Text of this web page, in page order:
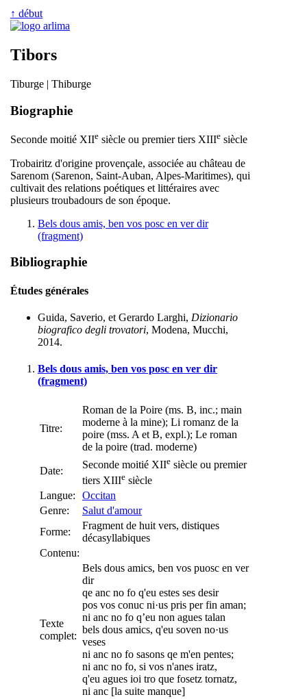
↑ début
Tibors
Tiburge | Thiburge
Biographie
Seconde moitié XIIe siècle ou premier tiers XIIIe siècle
Trobairitz d'origine provençale, associée au château de
Sarenom (Sarenon, Saint-Auban, Alpes-Maritimes), qui
cultivait des relations poétiques et littéraires avec
plusieurs troubadours de son époque.
Bels dous amis, ben vos posc en ver dir
(fragment)
Bibliographie
Études générales
Guida, Saverio, et Gerardo Larghi, Dizionario
biografico degli trovatori, Modena, Mucchi,
2014.
Bels dous amis, ben vos posc en ver dir
(fragment)
Titre:
Roman de la Poire (ms. B, inc.; main
moderne à la mine); Li romanz de la
poire (mss. A et B, expl.); Le roman
de la poire (trad. moderne)
Date:
Seconde moitié XIIe siècle ou premier
tiers XIIIe siècle
Langue:
Occitan
Genre:
Salut d'amour
Forme:
Fragment de huit vers, distiques
décasyllabiques
Contenu:
Texte
complet:
Bels dous amics, ben vos puosc en ver
dir
qe anc no fo q'eu estes ses desir
pos vos conuc ni·us pris per fin aman;
ni anc no fo q’eu non agues talan
bels dous amics, q'eu soven no·us
veses
ni anc no fo sasons qe m'en pentes;
ni anc no fo, si vos n'anes iratz,
q'eu agues ioi tro que fosetz tornatz,
ni anc [la suite manque]